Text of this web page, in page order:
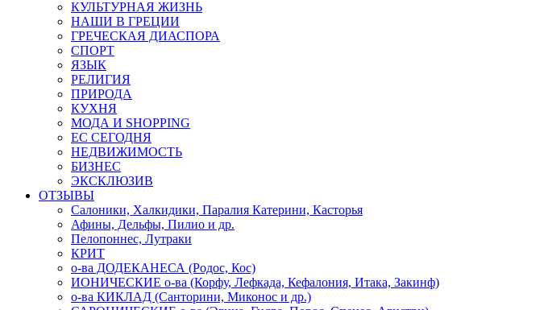
КУЛЬТУРНАЯ ЖИЗНЬ
НАШИ В ГРЕЦИИ
ГРЕЧЕСКАЯ ДИАСПОРА
СПОРТ
ЯЗЫК
РЕЛИГИЯ
ПРИРОДА
КУХНЯ
МОДА И SHOPPING
ЕС СЕГОДНЯ
НЕДВИЖИМОСТЬ
БИЗНЕС
ЭКСКЛЮЗИВ
ОТЗЫВЫ
Салоники, Халкидики, Паралия Катерини, Касторья
Афины, Дельфы, Пилио и др.
Пелопоннес, Лутраки
КРИТ
о-ва ДОДЕКАНЕСА (Родос, Кос)
ИОНИЧЕСКИЕ о-ва (Корфу, Лефкада, Кефалония, Итака, Закинф)
о-ва КИКЛАД (Санторини, Миконос и др.)